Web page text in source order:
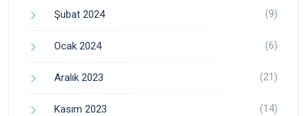
Şubat 2024 (9)
Ocak 2024 (6)
Aralık 2023 (21)
Kasım 2023 (14)